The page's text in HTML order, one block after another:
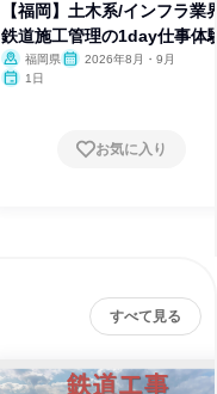
【福岡】土木系/インフラ
鉄道施工管理の1day仕事体
福岡県
2026年8月・9月
1日
お気に入り
すべて見る